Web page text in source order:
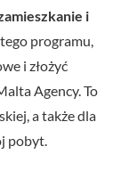
i
programu,
i złożyć
Agency. To
a także dla
pobyt.